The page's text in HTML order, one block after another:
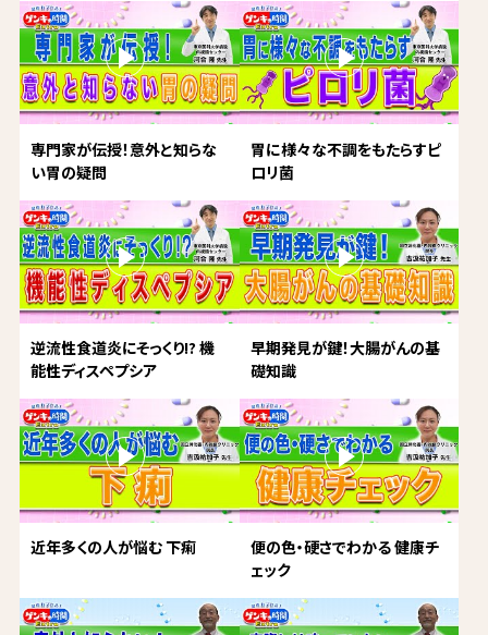
専門家が伝授！意外と知らな
い胃の疑問
胃に様々な不調をもたらすピ
ロリ菌
逆流性食道炎にそっくり!? 機
能性ディスペプシア
早期発見が鍵！大腸がんの基
礎知識
近年多くの人が悩む 下痢
便の色・硬さでわかる 健康チ
ェック